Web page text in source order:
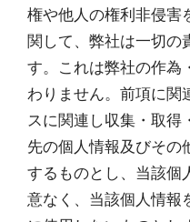
権や他人の権利非侵害
関して、弊社は一切の
す。これは弊社の作為
わりません。前項に関
スに関連し収集・取得
先の個人情報及びその
するものとし、当該個
意なく、当該個人情報